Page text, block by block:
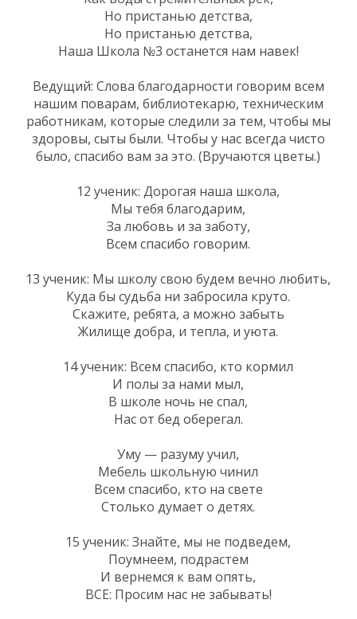
Но пристанью детства,
Но пристанью детства,
Наша Школа №3 останется нам навек!
Ведущий: Слова благодарности говорим всем
нашим поварам, библиотекарю, техническим
работникам, которые следили за тем, чтобы мы
здоровы, сыты были. Чтобы у нас всегда чисто
было, спасибо вам за это. (Вручаются цветы.)
12 ученик: Дорогая наша школа,
Мы тебя благодарим,
За любовь и за заботу,
Всем спасибо говорим.
13 ученик: Мы школу свою будем вечно любить,
Куда бы судьба ни забросила круто.
Скажите, ребята, а можно забыть
Жилище добра, и тепла, и уюта.
14 ученик: Всем спасибо, кто кормил
И полы за нами мыл,
В школе ночь не спал,
Нас от бед оберегал.
Уму — разуму учил,
Мебель школьную чинил
Всем спасибо, кто на свете
Столько думает о детях.
15 ученик: Знайте, мы не подведем,
Поумнеем, подрастем
И вернемся к вам опять,
ВСЕ: Просим нас не забывать!